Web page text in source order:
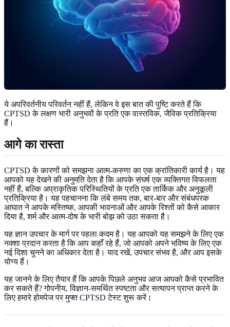
ये अपरिवर्तनीय परिवर्तन नहीं हैं, लेकिन वे इस बात की पुष्टि करते हैं कि
CPTSD के लक्षण भारी अनुभवों के प्रति एक वास्तविक, जैविक प्रतिक्रिया
हैं।
आगे का रास्ता
CPTSD के कारणों को समझना आत्म-करुणा का एक क्रांतिकारी कार्य है। यह
आपको यह देखने की अनुमति देता है कि आपके संघर्ष एक व्यक्तिगत विफलता
नहीं हैं, बल्कि अप्राकृतिक परिस्थितियों के प्रति एक तार्किक और अनुकूली
प्रतिक्रिया है। यह पहचानना कि लंबे समय तक, बार-बार और संबंधपरक
आघात ने आपके मस्तिष्क, आपकी भावनाओं और आपके रिश्तों को कैसे आकार
दिया है, शर्म और आत्म-दोष के भारी बोझ को उठा सकता है।
यह ज्ञान उपचार के मार्ग पर पहला कदम है। यह आपको यह समझने के लिए एक
नक्शा प्रदान करता है कि आप कहाँ रहे हैं, जो आपको अपने भविष्य के लिए एक
नई दिशा चुनने का अधिकार देता है। याद रखें, उपचार संभव है, और आप इसके
योग्य हैं।
यह जानने के लिए तैयार हैं कि आपके पिछले अनुभव आज आपको कैसे प्रभावित
कर सकते हैं? गोपनीय, विज्ञान-समर्थित स्पष्टता और सत्यापन प्राप्त करने के
लिए हमारे होमपेज परमुफ्त CPTSD टेस्ट शुरू करें।